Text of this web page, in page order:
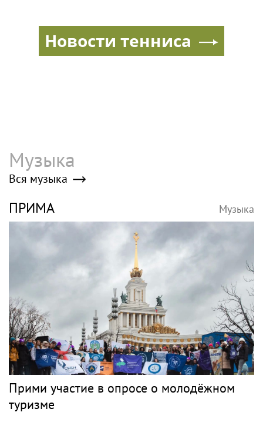
Новости тенниса
Музыка
Вся музыка
ПРИМА Музыка
Прими участие в опросе о молодёжном
туризме